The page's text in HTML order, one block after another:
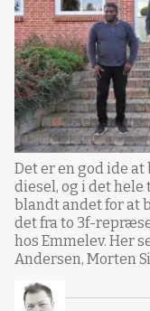
Det er en god ide
diesel, og i det
blandt andet for at
det fra to 3f-
hos Emmelev. Her
Andersen, Morten